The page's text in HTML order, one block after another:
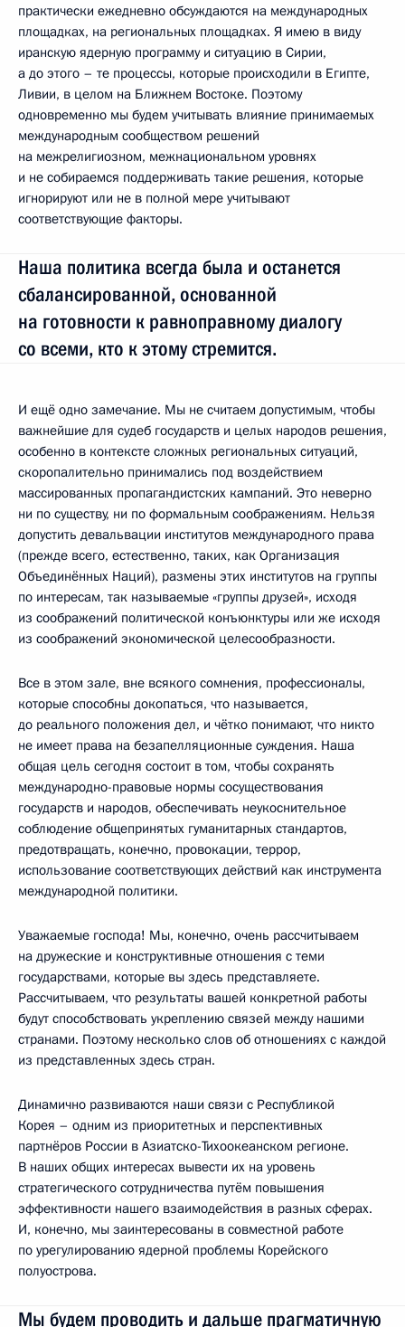
практически ежедневно обсуждаются на международных
площадках, на региональных площадках. Я имею в виду
иранскую ядерную программу и ситуацию в Сирии,
а до этого – те процессы, которые происходили в Египте,
Ливии, в целом на Ближнем Востоке. Поэтому
одновременно мы будем учитывать влияние принимаемых
международным сообществом решений
на межрелигиозном, межнациональном уровнях
и не собираемся поддерживать такие решения, которые
игнорируют или не в полной мере учитывают
соответствующие факторы.
Наша политика всегда была и останется
сбалансированной, основанной
на готовности к равноправному диалогу
со всеми, кто к этому стремится.
И ещё одно замечание. Мы не считаем допустимым, чтобы
важнейшие для судеб государств и целых народов решения,
особенно в контексте сложных региональных ситуаций,
скоропалительно принимались под воздействием
массированных пропагандистских кампаний. Это неверно
ни по существу, ни по формальным соображениям. Нельзя
допустить девальвации институтов международного права
(прежде всего, естественно, таких, как Организация
Объединённых Наций), размены этих институтов на группы
по интересам, так называемые «группы друзей», исходя
из соображений политической конъюнктуры или же исходя
из соображений экономической целесообразности.
Все в этом зале, вне всякого сомнения, профессионалы,
которые способны докопаться, что называется,
до реального положения дел, и чётко понимают, что никто
не имеет права на безапелляционные суждения. Наша
общая цель сегодня состоит в том, чтобы сохранять
международно-правовые нормы сосуществования
государств и народов, обеспечивать неукоснительное
соблюдение общепринятых гуманитарных стандартов,
предотвращать, конечно, провокации, террор,
использование соответствующих действий как инструмента
международной политики.
Уважаемые господа! Мы, конечно, очень рассчитываем
на дружеские и конструктивные отношения с теми
государствами, которые вы здесь представляете.
Рассчитываем, что результаты вашей конкретной работы
будут способствовать укреплению связей между нашими
странами. Поэтому несколько слов об отношениях с каждой
из представленных здесь стран.
Динамично развиваются наши связи с Республикой
Корея – одним из приоритетных и перспективных
партнёров России в Азиатско-Тихоокеанском регионе.
В наших общих интересах вывести их на уровень
стратегического сотрудничества путём повышения
эффективности нашего взаимодействия в разных сферах.
И, конечно, мы заинтересованы в совместной работе
по урегулированию ядерной проблемы Корейского
полуострова.
Мы будем проводить и дальше прагматичную